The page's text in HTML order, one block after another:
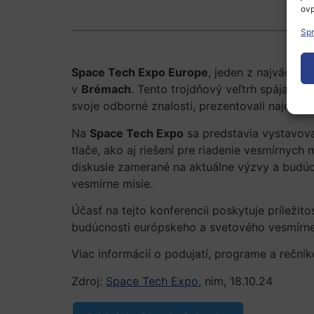
Space Tech Expo Europe, jeden z
v Brémach. Tento trojdňový veľtrh spája
svoje odborné znalosti, prezentovali
Na Space Tech Expo sa predstavia
tlače, ako aj riešení pre riadenie vesmírnych
diskusie zamerané na aktuálne výzvy a
vesmírne misie.
Účasť na tejto konferencii poskytuje
budúcnosti európskeho a svetového
Viac informácií o podujatí, programe a
Zdroj: Space Tech Expo, nim, 18.10.24